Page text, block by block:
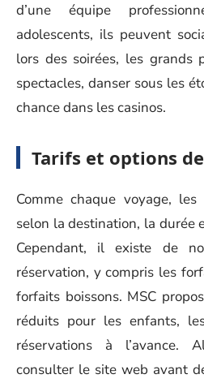
d’une équipe
adolescents, ils peuvent
lors des soirées, les grands
spectacles, danser sous les
chance dans les casinos.
Tarifs et options
Comme chaque voyage,
selon la destination, la durée
Cependant, il existe de
réservation, y compris les
forfaits boissons. MSC
réduits pour les enfants,
réservations à l’avance.
consulter le site web avant